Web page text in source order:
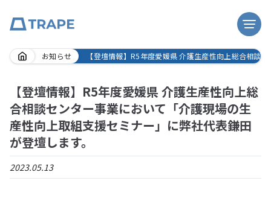
Skip
content
お知らせ 【登壇情報】R5年度愛媛県 介護生産性向上総合相談
【登壇情報】R5年度愛媛県 介護生産性向上総
合相談センター事業において「介護現場の生
産性向上取組支援セミナー」に弊社代表鎌田
が登壇します。
2023.05.13